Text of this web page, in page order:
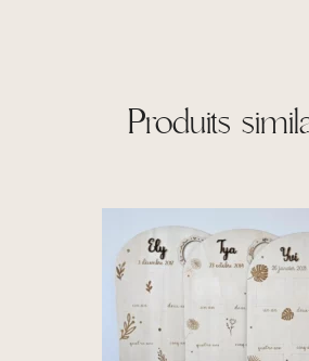
Produits